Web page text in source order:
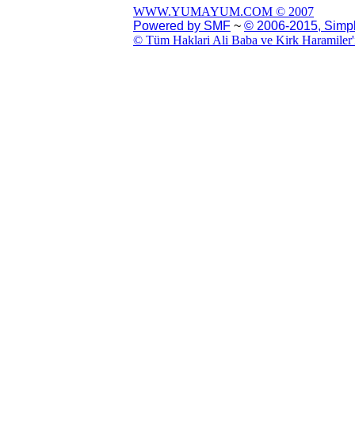
WWW.YUMAYUM.COM © 2007
Powered by SMF ~ © 2006-2015,
© Tüm Haklari Ali Baba ve Kirk